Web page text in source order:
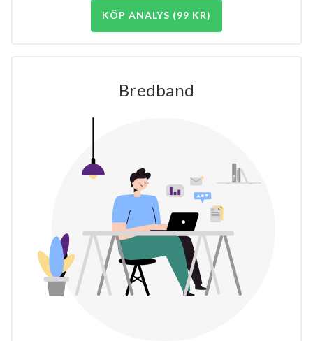
KÖP ANALYS (99 KR)
Bredband